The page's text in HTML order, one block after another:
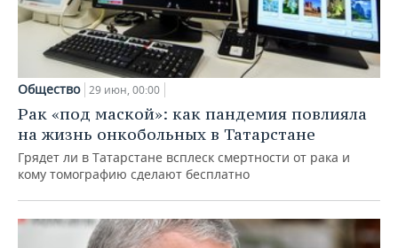
Общество 29 июн, 00:00
Рак «под маской»: как пандемия повлияла
на жизнь онкобольных в Татарстане
Грядет ли в Татарстане всплеск смертности от рака и
кому томографию сделают бесплатно